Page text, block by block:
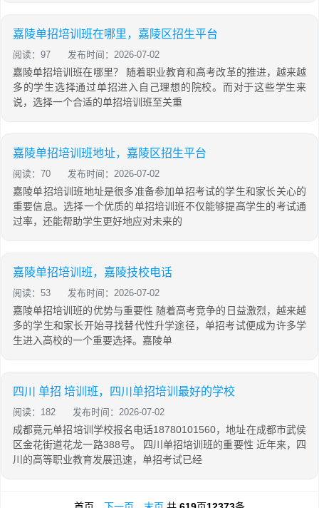
嘉陵单招培训班在哪里，嘉陵区招生平台
阅读：97 发布时间：2026-07-02
嘉陵单招培训班在哪里？ 随着职业教育和高考改革的推进，越来越
多的学生选择通过单招进入自己理想的院校。而对于这些学生来
说，选择一个合适的单招培训班至关重
嘉陵单招培训班地址，嘉陵区招生平台
阅读：70 发布时间：2026-07-02
嘉陵单招培训班地址是很多准备参加单招考试的学生和家长关心的
重要信息。选择一个优质的单招培训班不仅能够提高学生的考试通
过率，还能帮助学生更好地应对未来的
嘉陵单招培训班，嘉陵技校电话
阅读：53 发布时间：2026-07-02
嘉陵单招培训班的优势与重要性 随着高考竞争的日益激烈，越来越
多的学生和家长开始寻找替代性升学途径，单招考试便成为许多学
生进入高校的一个重要选择。嘉陵单
四川 单招 培训班，四川单招培训最好的学校
阅读：182 发布时间：2026-07-02
成都竟元单招培训学校报名电话18780101560，地址在成都市武侯
区金花街道花龙一路388号。 四川单招培训班的重要性 近年来，四
川的高等职业教育发展迅速，单招考试已经